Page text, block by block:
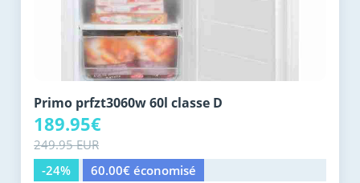
Primo prfzt3060w 60l classe D
189.95€
249.95 EUR
-24%
60.00€ économisé